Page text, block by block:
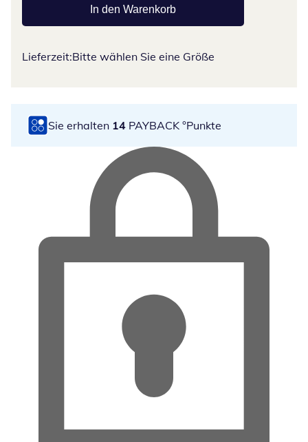
In den Warenkorb
Lieferzeit:Bitte wählen Sie eine Größe
Sie erhalten 14 PAYBACK °Punkte